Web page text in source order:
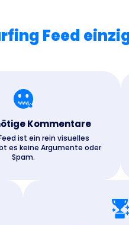
Feed
Kommentare
ist ein rein visuelles
es keine Argumente oder
Spam.